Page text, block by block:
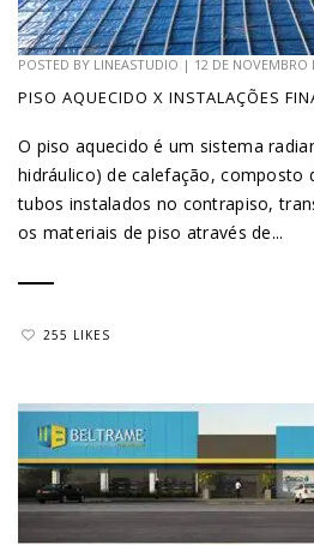
POSTED BY LINEASTUDIO | 12 DE NOVEMBRO
PISO AQUECIDO X INSTALAÇÕES
O piso aquecido é um sistema
hidráulico) de calefação, composto
tubos instalados no contrapiso,
os materiais de piso através de...
255 LIKES